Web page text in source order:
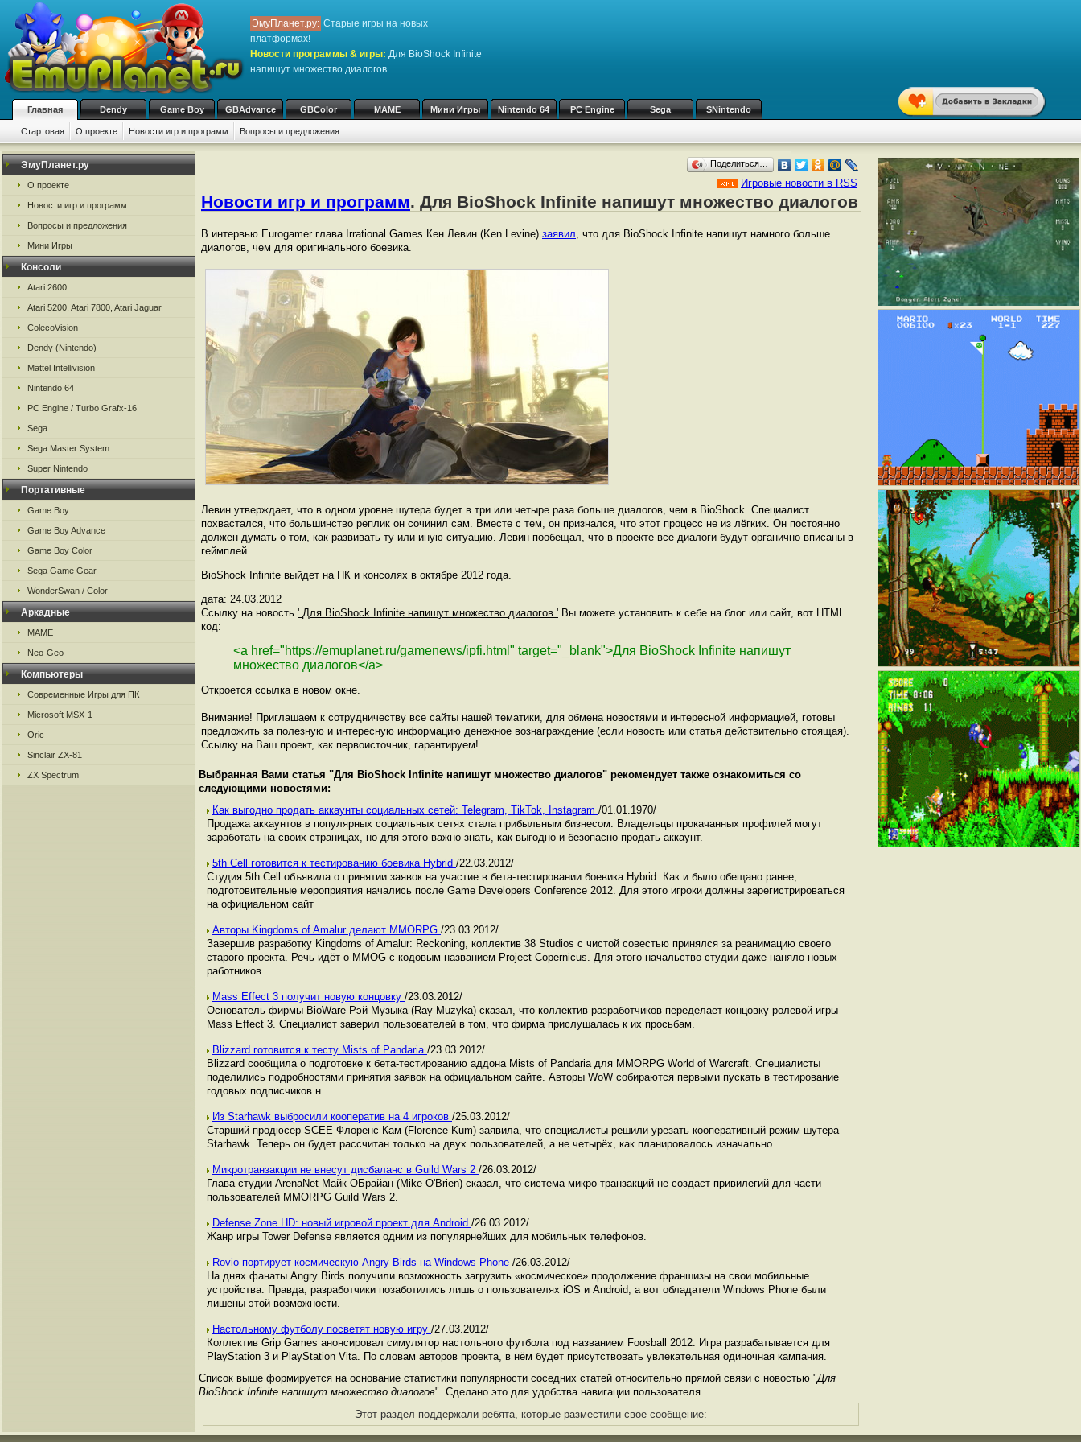
ЭмуПланет.ру: Старые игры на новых
платформах!
Новости программы & игры: Для BioShock Infinite
напишут множество диалогов
Главная Dendy Game Boy GBAdvance GBColor MAME Мини Игры Nintendo 64 PC Engine Sega SNintendo
Стартовая О проекте Новости игр и программ Вопросы и предложения
ЭмуПланет.ру
О проекте
Новости игр и программ
Вопросы и предложения
Мини Игры
Консоли
Atari 2600
Atari 5200, Atari 7800, Atari Jaguar
ColecoVision
Dendy (Nintendo)
Mattel Intellivision
Nintendo 64
PC Engine / Turbo Grafx-16
Sega
Sega Master System
Super Nintendo
Портативные
Game Boy
Game Boy Advance
Game Boy Color
Sega Game Gear
WonderSwan / Color
Аркадные
MAME
Neo-Geo
Компьютеры
Современные Игры для ПК
Microsoft MSX-1
Oric
Sinclair ZX-81
ZX Spectrum
Поделиться…
Игровые новости в RSS
Новости игр и программ. Для BioShock Infinite напишут множество диалогов
В интервью Eurogamer глава Irrational Games Кен Левин (Ken Levine) заявил, что для BioShock Infinite напишут намного больше
диалогов, чем для оригинального боевика.
Левин утверждает, что в одном уровне шутера будет в три или четыре раза больше диалогов, чем в BioShock. Специалист
похвастался, что большинство реплик он сочинил сам. Вместе с тем, он признался, что этот процесс не из лёгких. Он постоянно
должен думать о том, как развивать ту или иную ситуацию. Левин пообещал, что в проекте все диалоги будут органично вписаны в
геймплей.
BioShock Infinite выйдет на ПК и консолях в октябре 2012 года.
дата: 24.03.2012
Ссылку на новость '.Для BioShock Infinite напишут множество диалогов.' Вы можете установить к себе на блог или сайт, вот HTML
код:
<a href="https://emuplanet.ru/gamenews/ipfi.html" target="_blank">Для BioShock Infinite напишут
множество диалогов</a>
Откроется ссылка в новом окне.
Внимание! Приглашаем к сотрудничеству все сайты нашей тематики, для обмена новостями и интересной информацией, готовы
предложить за полезную и интересную информацию денежное вознаграждение (если новость или статья действительно стоящая).
Ссылку на Ваш проект, как первоисточник, гарантируем!
Выбранная Вами статья "Для BioShock Infinite напишут множество диалогов" рекомендует также ознакомиться со
следующими новостями:
Как выгодно продать аккаунты социальных сетей: Telegram, TikTok, Instagram /01.01.1970/
Продажа аккаунтов в популярных социальных сетях стала прибыльным бизнесом. Владельцы прокачанных профилей могут
заработать на своих страницах, но для этого важно знать, как выгодно и безопасно продать аккаунт.
5th Cell готовится к тестированию боевика Hybrid /22.03.2012/
Студия 5th Cell объявила о принятии заявок на участие в бета-тестировании боевика Hybrid. Как и было обещано ранее,
подготовительные мероприятия начались после Game Developers Conference 2012. Для этого игроки должны зарегистрироваться
на официальном сайт
Авторы Kingdoms of Amalur делают MMORPG /23.03.2012/
Завершив разработку Kingdoms of Amalur: Reckoning, коллектив 38 Studios с чистой совестью принялся за реанимацию своего
старого проекта. Речь идёт о MMOG с кодовым названием Project Copernicus. Для этого начальство студии даже наняло новых
работников.
Mass Effect 3 получит новую концовку /23.03.2012/
Основатель фирмы BioWare Рэй Музыка (Ray Muzyka) сказал, что коллектив разработчиков переделает концовку ролевой игры
Mass Effect 3. Специалист заверил пользователей в том, что фирма прислушалась к их просьбам.
Blizzard готовится к тесту Mists of Pandaria /23.03.2012/
Blizzard сообщила о подготовке к бета-тестированию аддона Mists of Pandaria для MMORPG World of Warcraft. Специалисты
поделились подробностями принятия заявок на официальном сайте. Авторы WoW собираются первыми пускать в тестирование
годовых подписчиков н
Из Starhawk выбросили кооператив на 4 игроков /25.03.2012/
Старший продюсер SCEE Флоренс Кам (Florence Kum) заявила, что специалисты решили урезать кооперативный режим шутера
Starhawk. Теперь он будет рассчитан только на двух пользователей, а не четырёх, как планировалось изначально.
Микротранзакции не внесут дисбаланс в Guild Wars 2 /26.03.2012/
Глава студии ArenaNet Майк ОБрайан (Mike O'Brien) сказал, что система микро-транзакций не создаст привилегий для части
пользователей MMORPG Guild Wars 2.
Defense Zone HD: новый игровой проект для Android /26.03.2012/
Жанр игры Tower Defense является одним из популярнейших для мобильных телефонов.
Rovio портирует космическую Angry Birds на Windows Phone /26.03.2012/
На днях фанаты Angry Birds получили возможность загрузить «космическое» продолжение франшизы на свои мобильные
устройства. Правда, разработчики позаботились лишь о пользователях iOS и Android, а вот обладатели Windows Phone были
лишены этой возможности.
Настольному футболу посветят новую игру /27.03.2012/
Коллектив Grip Games анонсировал симулятор настольного футбола под названием Foosball 2012. Игра разрабатывается для
PlayStation 3 и PlayStation Vita. По словам авторов проекта, в нём будет присутствовать увлекательная одиночная кампания.
Список выше формируется на основание статистики популярности соседних статей относительно прямой связи с новостью "Для
BioShock Infinite напишут множество диалогов". Сделано это для удобства навигации пользователя.
Этот раздел поддержали ребята, которые разместили свое сообщение: